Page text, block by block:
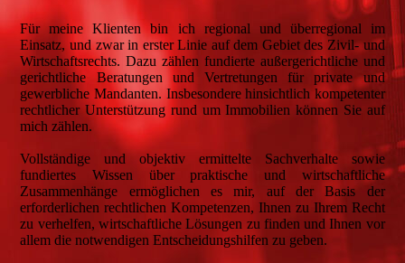
Für meine Klienten bin ich regional und überregional im
Einsatz, und zwar in erster Linie auf dem Gebiet des Zivil- und
Wirtschaftsrechts. Dazu zählen fundierte außergerichtliche und
gerichtliche Beratungen und Vertretungen für private und
gewerbliche Mandanten. Insbesondere hinsichtlich kompetenter
rechtlicher Unterstützung rund um Immobilien können Sie auf
mich zählen.
Vollständige und objektiv ermittelte Sachverhalte sowie
fundiertes Wissen über praktische und wirtschaftliche
Zusammenhänge ermöglichen es mir, auf der Basis der
erforderlichen rechtlichen Kompetenzen, Ihnen zu Ihrem Recht
zu verhelfen, wirtschaftliche Lösungen zu finden und Ihnen vor
allem die notwendigen Entscheidungshilfen zu geben.